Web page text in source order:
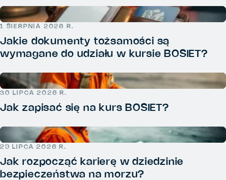
1 SIERPNIA 2026 R.
Jakie dokumenty tożsamości są
wymagane do udziału w kursie BOSIET?
30 LIPCA 2026 R.
Jak zapisać się na kurs BOSIET?
29 LIPCA 2026 R.
Jak rozpocząć karierę w dziedzinie
bezpieczeństwa na morzu?